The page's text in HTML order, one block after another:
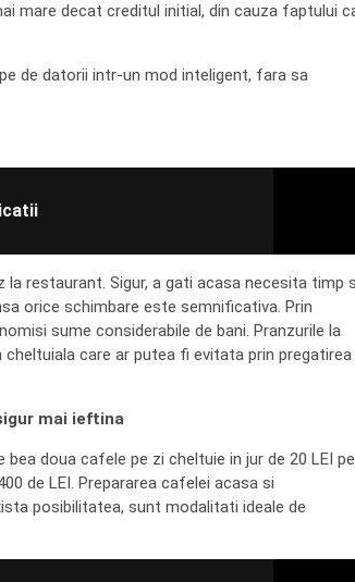
mare decat creditul initial, din cauza faptului
de datorii intr-un mod inteligent, fara sa
restaurant. Sigur, a gati acasa necesita timp
orice schimbare este semnificativa. Prin
sume considerabile de bani. Pranzurile la
care ar putea fi evitata prin pregatirea
mai ieftina
doua cafele pe zi cheltuie in jur de 20 LEI pe
de LEI. Prepararea cafelei acasa si
posibilitatea, sunt modalitati ideale de